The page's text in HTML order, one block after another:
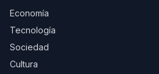
Economía
Tecnología
Sociedad
Cultura